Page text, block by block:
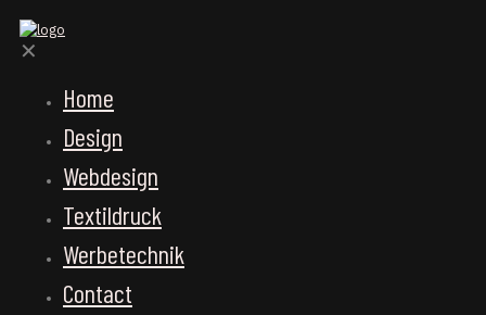
✕
Home
Design
Webdesign
Textildruck
Werbetechnik
Contact